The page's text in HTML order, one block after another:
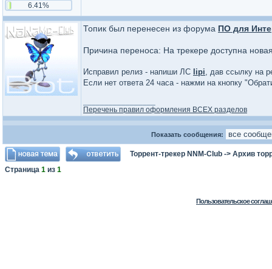
6.41%
Топик был перенесен из форума ПО для
Причина переноса: На трекере доступна
Исправил релиз - напиши ЛС lipi, дав ссылку на
Если нет ответа 24 часа - нажми на кнопку
Перечень правил оформления ВСЕХ разделов
Показать сообщения:
Торрент-трекер NNM-Club -> Архив
Страница 1 из 1
Пользовательское